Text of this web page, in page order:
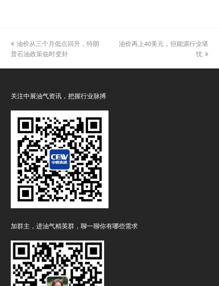
previous
post:
油价从三个月低点回升，特朗
普石油政策临时变卦
next
油价再上40美元，但能源行业堪
忧
关注中展油气资讯，把握行业脉搏
加群主，进油气精英群，聊一聊你有哪些需求